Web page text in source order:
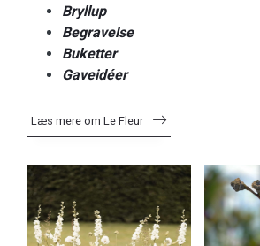
Bryllup
Begravelse
Buketter
Gaveidéer
Læs mere om Le Fleur